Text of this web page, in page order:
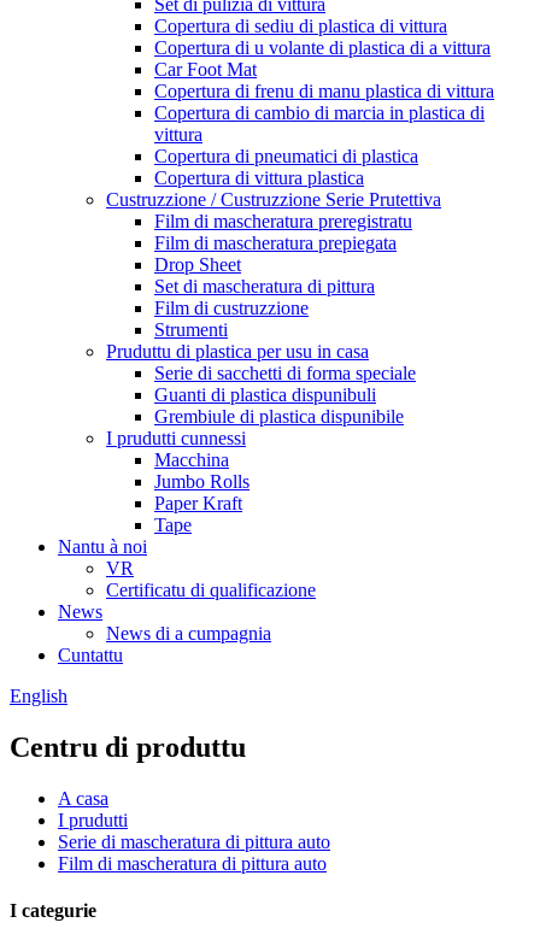
Set di pulizia di vittura
Copertura di sediu di plastica di vittura
Copertura di u volante di plastica di a vittura
Car Foot Mat
Copertura di frenu di manu plastica di vittura
Copertura di cambio di marcia in plastica di
vittura
Copertura di pneumatici di plastica
Copertura di vittura plastica
Custruzzione / Custruzzione Serie Prutettiva
Film di mascheratura preregistratu
Film di mascheratura prepiegata
Drop Sheet
Set di mascheratura di pittura
Film di custruzzione
Strumenti
Pruduttu di plastica per usu in casa
Serie di sacchetti di forma speciale
Guanti di plastica dispunibuli
Grembiule di plastica dispunibile
I prudutti cunnessi
Macchina
Jumbo Rolls
Paper Kraft
Tape
Nantu à noi
VR
Certificatu di qualificazione
News
News di a cumpagnia
Cuntattu
English
Centru di produttu
A casa
I prudutti
Serie di mascheratura di pittura auto
Film di mascheratura di pittura auto
I categurie